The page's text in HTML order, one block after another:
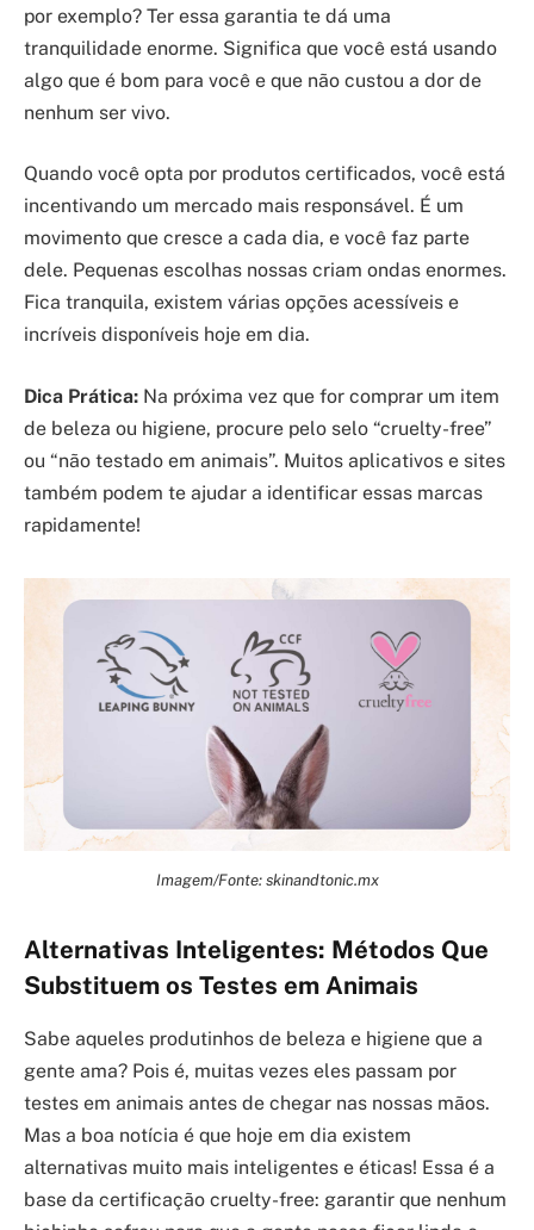
por exemplo? Ter essa garantia te dá uma
tranquilidade enorme. Significa que você está usando
algo que é bom para você e que não custou a dor de
nenhum ser vivo.
Quando você opta por produtos certificados, você está
incentivando um mercado mais responsável. É um
movimento que cresce a cada dia, e você faz parte
dele. Pequenas escolhas nossas criam ondas enormes.
Fica tranquila, existem várias opções acessíveis e
incríveis disponíveis hoje em dia.
Dica Prática: Na próxima vez que for comprar um item
de beleza ou higiene, procure pelo selo “cruelty-free”
ou “não testado em animais”. Muitos aplicativos e sites
também podem te ajudar a identificar essas marcas
rapidamente!
Imagem/Fonte: skinandtonic.mx
Alternativas Inteligentes: Métodos Que
Substituem os Testes em Animais
Sabe aqueles produtinhos de beleza e higiene que a
gente ama? Pois é, muitas vezes eles passam por
testes em animais antes de chegar nas nossas mãos.
Mas a boa notícia é que hoje em dia existem
alternativas muito mais inteligentes e éticas! Essa é a
base da certificação cruelty-free: garantir que nenhum